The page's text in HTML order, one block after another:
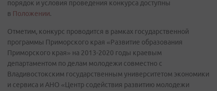
порядок и условия проведения конкурса доступны
в Положении.
Отметим, конкурс проводится в рамках государственной
программы Приморского края «Развитие образования
Приморского края» на 2013-2020 годы краевым
департаментом по делам молодежи совместно с
Владивостокским государственным университетом экономики
и сервиса и АНО «Центр содействия развитию молодежи